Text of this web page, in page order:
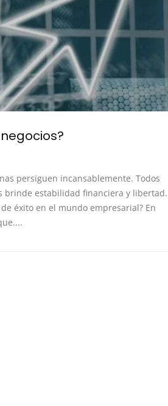
persiguen incansablemente. Todos
brinde estabilidad financiera y libertad.
éxito en el mundo empresarial? En